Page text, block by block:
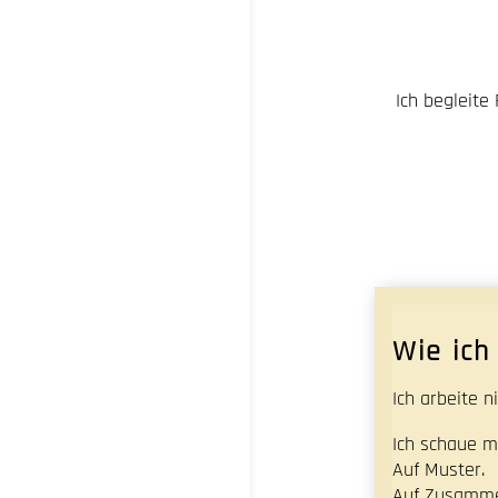
Ich begleite
Wie
Ich arbeite
Ich schaue
Auf Muster.